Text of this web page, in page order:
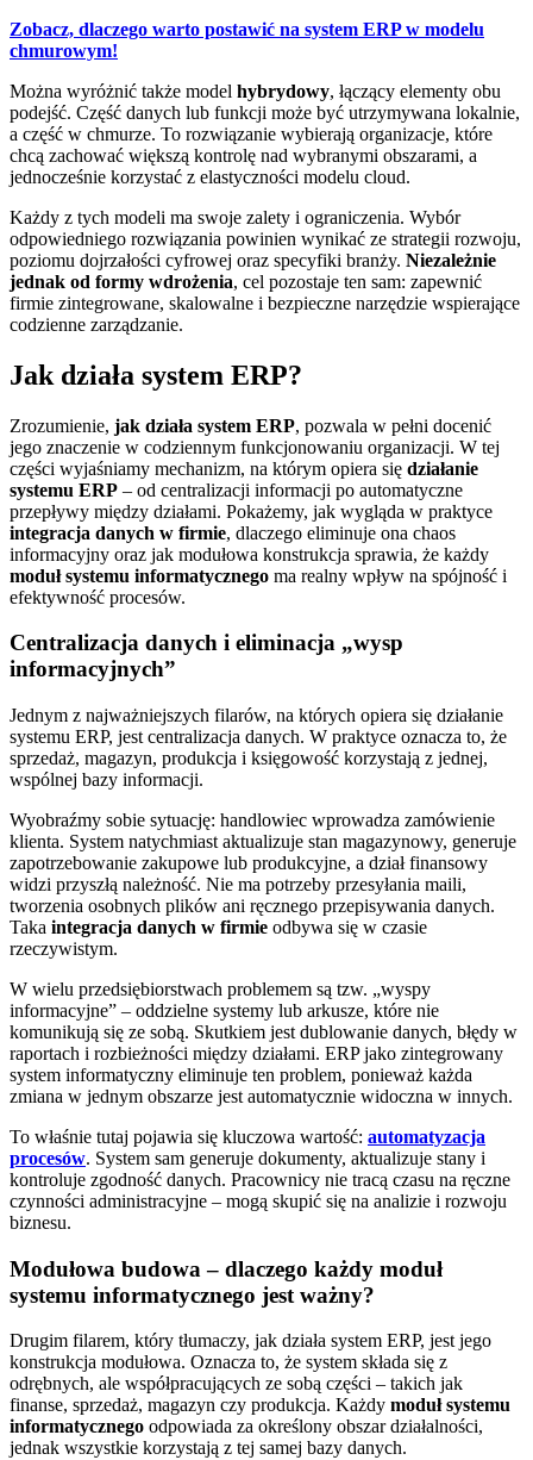
Zobacz, dlaczego warto postawić na system ERP w modelu
chmurowym!
Można wyróżnić także model hybrydowy, łączący elementy obu
podejść. Część danych lub funkcji może być utrzymywana lokalnie,
a część w chmurze. To rozwiązanie wybierają organizacje, które
chcą zachować większą kontrolę nad wybranymi obszarami, a
jednocześnie korzystać z elastyczności modelu cloud.
Każdy z tych modeli ma swoje zalety i ograniczenia. Wybór
odpowiedniego rozwiązania powinien wynikać ze strategii rozwoju,
poziomu dojrzałości cyfrowej oraz specyfiki branży. Niezależnie
jednak od formy wdrożenia, cel pozostaje ten sam: zapewnić
firmie zintegrowane, skalowalne i bezpieczne narzędzie wspierające
codzienne zarządzanie.
Jak działa system ERP?
Zrozumienie, jak działa system ERP, pozwala w pełni docenić
jego znaczenie w codziennym funkcjonowaniu organizacji. W tej
części wyjaśniamy mechanizm, na którym opiera się działanie
systemu ERP – od centralizacji informacji po automatyczne
przepływy między działami. Pokażemy, jak wygląda w praktyce
integracja danych w firmie, dlaczego eliminuje ona chaos
informacyjny oraz jak modułowa konstrukcja sprawia, że każdy
moduł systemu informatycznego ma realny wpływ na spójność i
efektywność procesów.
Centralizacja danych i eliminacja „wysp
informacyjnych”
Jednym z najważniejszych filarów, na których opiera się działanie
systemu ERP, jest centralizacja danych. W praktyce oznacza to, że
sprzedaż, magazyn, produkcja i księgowość korzystają z jednej,
wspólnej bazy informacji.
Wyobraźmy sobie sytuację: handlowiec wprowadza zamówienie
klienta. System natychmiast aktualizuje stan magazynowy, generuje
zapotrzebowanie zakupowe lub produkcyjne, a dział finansowy
widzi przyszłą należność. Nie ma potrzeby przesyłania maili,
tworzenia osobnych plików ani ręcznego przepisywania danych.
Taka integracja danych w firmie odbywa się w czasie
rzeczywistym.
W wielu przedsiębiorstwach problemem są tzw. „wyspy
informacyjne” – oddzielne systemy lub arkusze, które nie
komunikują się ze sobą. Skutkiem jest dublowanie danych, błędy w
raportach i rozbieżności między działami. ERP jako zintegrowany
system informatyczny eliminuje ten problem, ponieważ każda
zmiana w jednym obszarze jest automatycznie widoczna w innych.
To właśnie tutaj pojawia się kluczowa wartość: automatyzacja
procesów. System sam generuje dokumenty, aktualizuje stany i
kontroluje zgodność danych. Pracownicy nie tracą czasu na ręczne
czynności administracyjne – mogą skupić się na analizie i rozwoju
biznesu.
Modułowa budowa – dlaczego każdy moduł
systemu informatycznego jest ważny?
Drugim filarem, który tłumaczy, jak działa system ERP, jest jego
konstrukcja modułowa. Oznacza to, że system składa się z
odrębnych, ale współpracujących ze sobą części – takich jak
finanse, sprzedaż, magazyn czy produkcja. Każdy moduł systemu
informatycznego odpowiada za określony obszar działalności,
jednak wszystkie korzystają z tej samej bazy danych.